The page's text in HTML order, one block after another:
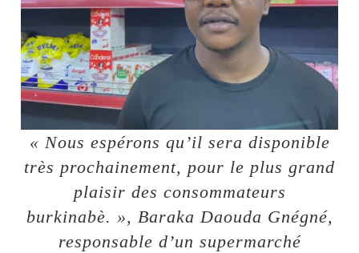
« Nous espérons qu’il sera disponible
très prochainement, pour le plus grand
plaisir des consommateurs
burkinabè. », Baraka Daouda Gnégné,
responsable d’un supermarché